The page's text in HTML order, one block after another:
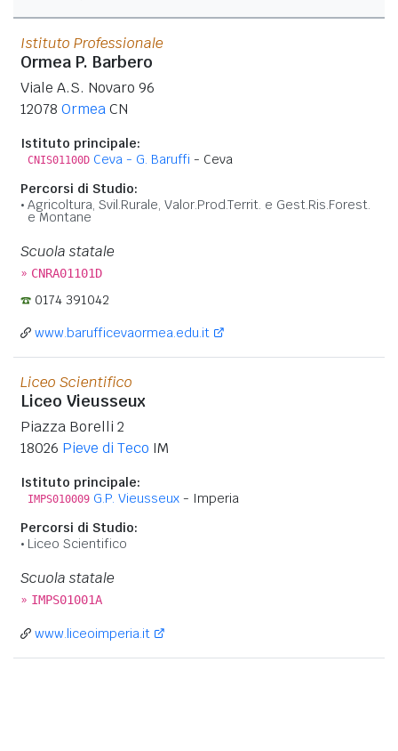
Istituto Professionale
Ormea P. Barbero
Viale A.S. Novaro 96
12078 OrmeaCN
Istituto principale:
CNIS01100D Ceva - G. Baruffi - Ceva
Percorsi di Studio:
Agricoltura, Svil.Rurale, Valor.Prod.Territ. e Gest.Ris.Forest.
e Montane
Scuola statale
» CNRA01101D
0174 391042
www.barufficevaormea.edu.it
Liceo Scientifico
Liceo Vieusseux
Piazza Borelli 2
18026 Pieve di Teco IM
Istituto principale:
IMPS010009 G.P. Vieusseux - Imperia
Percorsi di Studio:
Liceo Scientifico
Scuola statale
» IMPS01001A
www.liceoimperia.it